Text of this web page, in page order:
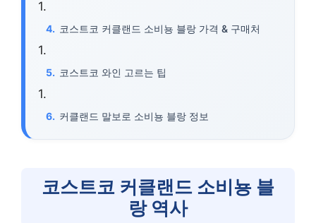
코스트코 커클랜드 소비뇽 블랑 가격 & 구매처
코스트코 와인 고르는 팁
커클랜드 말보로 소비뇽 블랑 정보
코스트코 커클랜드 소비뇽 블
랑 역사